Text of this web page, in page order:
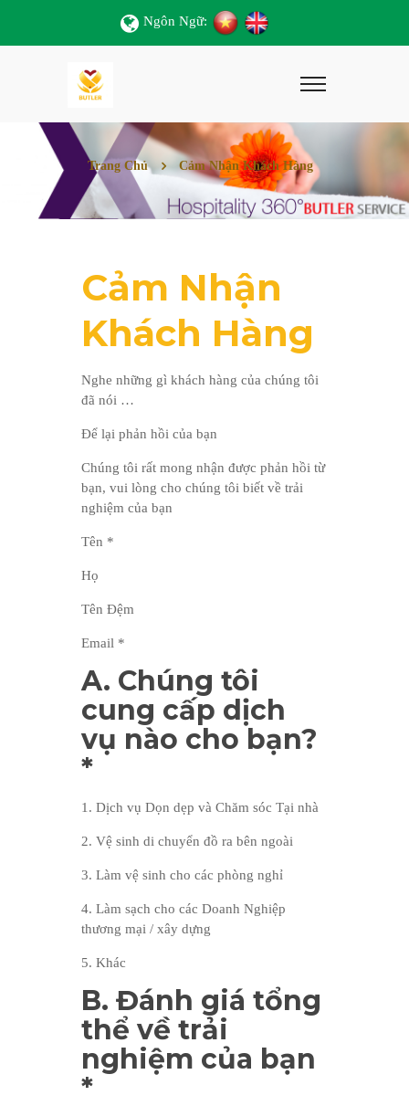
Ngôn Ngữ:
Trang Chủ Cảm Nhận Khách Hàng
Cảm Nhận
Khách Hàng
Nghe những gì khách hàng của chúng tôi
đã nói …
Để lại phản hồi của bạn
Chúng tôi rất mong nhận được phản hồi từ
bạn, vui lòng cho chúng tôi biết về trải
nghiệm của bạn
Tên *
Họ
Tên Đệm
Email *
A. Chúng tôi
cung cấp dịch
vụ nào cho bạn?
*
1. Dịch vụ Dọn dẹp và Chăm sóc Tại nhà
2. Vệ sinh di chuyển đồ ra bên ngoài
3. Làm vệ sinh cho các phòng nghỉ
4. Làm sạch cho các Doanh Nghiệp
thương mại / xây dựng
5. Khác
B. Đánh giá tổng
thể về trải
nghiệm của bạn
*